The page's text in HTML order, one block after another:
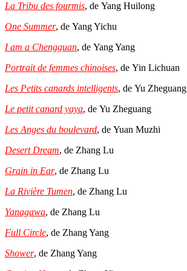
La Tribu des fourmis, de Yang Huilong
One Summer, de Yang Yichu
I am a Chengguan, de Yang Yang
Portrait de femmes chinoises, de Yin Lichuan
Les Petits canards intelligents, de Yu Zheguang
Le petit canard yaya, de Yu Zheguang
Les Anges du boulevard, de Yuan Muzhi
Desert Dream, de Zhang Lu
Grain in Ear, de Zhang Lu
La Rivière Tumen, de Zhang Lu
Yanagawa, de Zhang Lu
Full Circle, de Zhang Yang
Shower, de Zhang Yang